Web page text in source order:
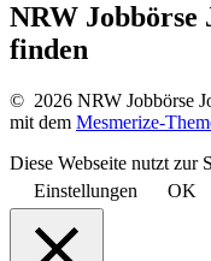
NRW
finden
© 2026 NRW Jobbörse
mit dem Mesmerize-
Diese Webseite nutzt zur
Einstellungen
OK